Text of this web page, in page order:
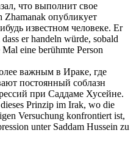
что выполнит свое
Zhamanak опубликует
известном человеке. Er
dass er handeln würde, sobald
eine berühmte Person
важным в Ираке, где
постоянный соблазн
при Саддаме Хусейне.
Prinzip im Irak, wo die
Versuchung konfrontiert ist,
unter Saddam Hussein zu